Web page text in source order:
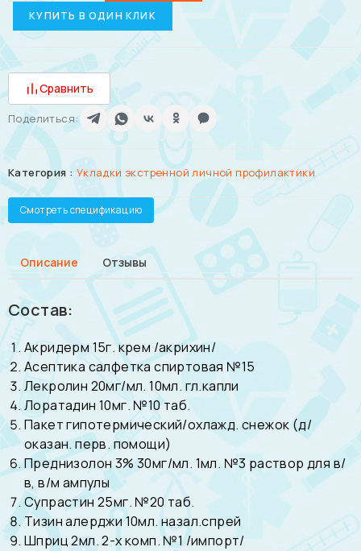
КУПИТЬ В ОДИН КЛИК
Сравнить
Поделиться:
Категория : Укладки экстренной личной профилактики
Смотреть спецификацию
Описание Отзывы
Состав:
Акридерм 15г. крем /акрихин/
Асептика салфетка спиртовая №15
Лекролин 20мг/мл. 10мл. гл.капли
Лоратадин 10мг. №10 таб.
Пакет гипотермический/охлажд. снежок (д/
оказан. перв. помощи)
Преднизолон 3% 30мг/мл. 1мл. №3 раствор для в/
в, в/м ампулы
Супрастин 25мг. №20 таб.
Тизин алерджи 10мл. назал.спрей
Шприц 2мл. 2-х комп. №1 /импорт/